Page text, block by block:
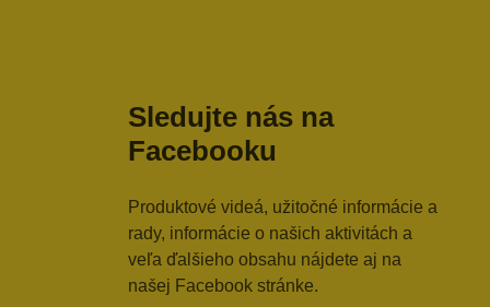
Sledujte nás na
Facebooku
Produktové videá, užitočné informácie a
rady, informácie o našich aktivitách a
veľa ďalšieho obsahu nájdete aj na
našej Facebook stránke.